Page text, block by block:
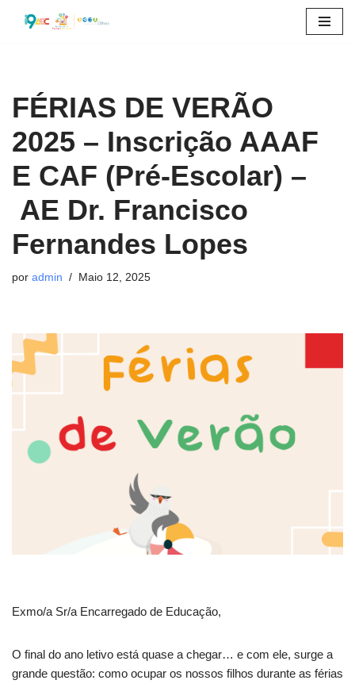
conteúdo
FÉRIAS DE VERÃO
2025 – Inscrição AAAF
E CAF (Pré-Escolar) –
AE Dr. Francisco
Fernandes Lopes
por admin Maio 12, 2025
Exmo/a Sr/a Encarregado de Educação,
O final do ano letivo está quase a chegar… e com ele, surge a
grande questão: como ocupar os nossos filhos durante as férias